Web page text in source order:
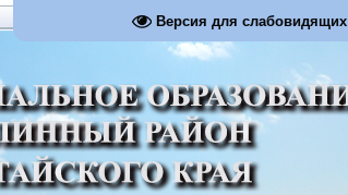
Версия для слабовидящих